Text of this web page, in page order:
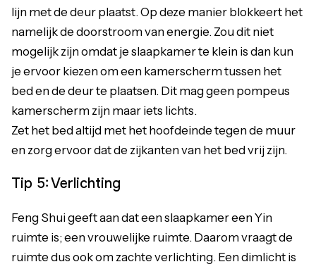
lijn met de deur plaatst. Op deze manier blokkeert het
namelijk de doorstroom van energie. Zou dit niet
mogelijk zijn omdat je slaapkamer te klein is dan kun
je ervoor kiezen om een kamerscherm tussen het
bed en de deur te plaatsen. Dit mag geen pompeus
kamerscherm zijn maar iets lichts.
Zet het bed altijd met het hoofdeinde tegen de muur
en zorg ervoor dat de zijkanten van het bed vrij zijn.
Tip 5: Verlichting
Feng Shui geeft aan dat een slaapkamer een Yin
ruimte is; een vrouwelijke ruimte. Daarom vraagt de
ruimte dus ook om zachte verlichting. Een dimlicht is